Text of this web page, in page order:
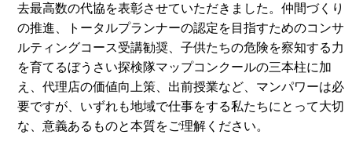
去最高数の代協を表彰させていただきました。仲間づくり
の推進、トータルプランナーの認定を目指すためのコンサ
ルティングコース受講勧奨、子供たちの危険を察知する力
を育てるぼうさい探検隊マップコンクールの三本柱に加
え、代理店の価値向上策、出前授業など、マンパワーは必
要ですが、いずれも地域で仕事をする私たちにとって大切
な、意義あるものと本質をご理解ください。